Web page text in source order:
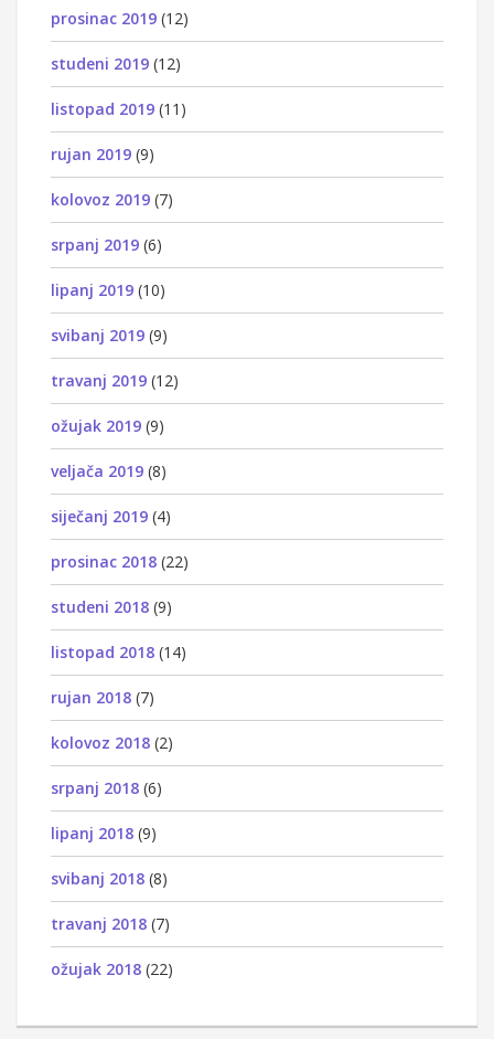
prosinac 2019 (12)
studeni 2019 (12)
listopad 2019 (11)
rujan 2019 (9)
kolovoz 2019 (7)
srpanj 2019 (6)
lipanj 2019 (10)
svibanj 2019 (9)
travanj 2019 (12)
ožujak 2019 (9)
veljača 2019 (8)
siječanj 2019 (4)
prosinac 2018 (22)
studeni 2018 (9)
listopad 2018 (14)
rujan 2018 (7)
kolovoz 2018 (2)
srpanj 2018 (6)
lipanj 2018 (9)
svibanj 2018 (8)
travanj 2018 (7)
ožujak 2018 (22)